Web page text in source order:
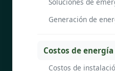
Generación de
Costos de energía
Costos de